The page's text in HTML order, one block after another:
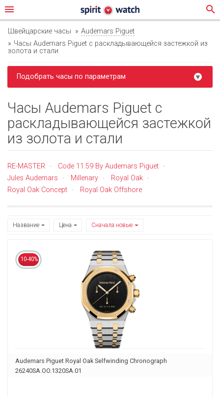
menu search
Швейцарские часы
Audemars Piguet
Часы Audemars Piguet с раскладывающейся застежкой из
золота и стали
Подобрать часы по параметрам
Часы Audemars Piguet с
раскладывающейся застежкой
из золота и стали
RE-MASTER - Code 11.59 By Audemars Piguet -
Jules Audemars - Millenary - Royal Oak -
Royal Oak Concept - Royal Oak Offshore
Название Цена Сначала новые
10-40%
Audemars Piguet Royal Oak Selfwinding Chronograph
26240SA.OO.1320SA.01